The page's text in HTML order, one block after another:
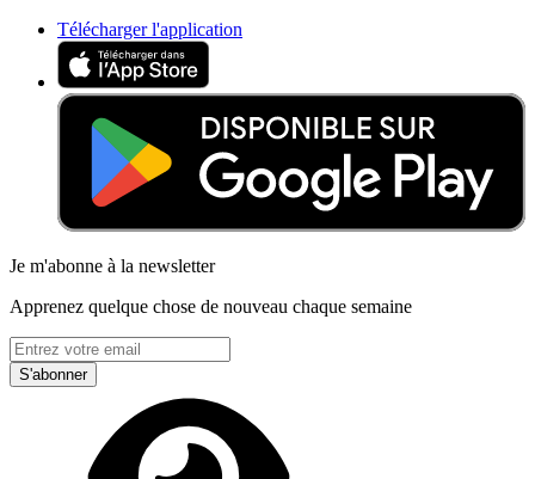
Télécharger l'application
Je m'abonne à la newsletter
Apprenez quelque chose de nouveau chaque semaine
S'abonner